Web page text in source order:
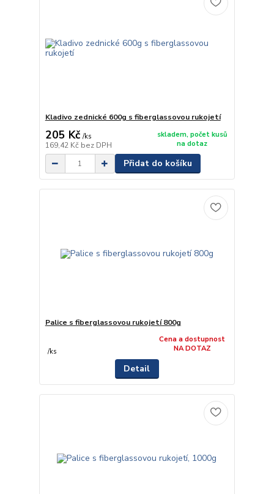
Kladivo zednické 600g s fiberglassovou rukojetí
205 Kč /ks
169,42 Kč bez DPH
skladem, počet kusů
na dotaz
Přidat do košíku
Palice s fiberglassovou rukojetí 800g
/ks
Cena a dostupnost
NA DOTAZ
Detail